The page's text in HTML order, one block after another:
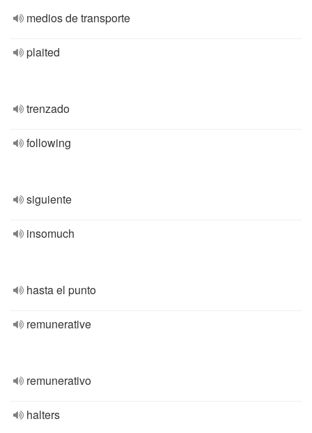
medios de transporte
plaited
trenzado
following
siguiente
insomuch
hasta el punto
remunerative
remunerativo
halters